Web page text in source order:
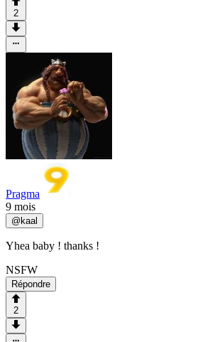
2
Pragma
9 mois
@kaal
Yhea baby ! thanks !
NSFW
Répondre
2